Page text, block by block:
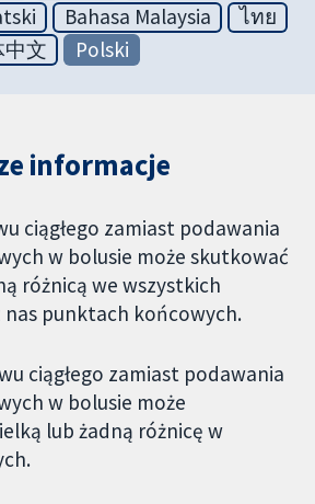
Bahasa Malaysia
ไทย
文 Polski
informacje
ciągłego zamiast podawania
w bolusie może skutkować
różnicą we wszystkich
punktach końcowych.
ciągłego zamiast podawania
w bolusie może
lub żadną różnicę w